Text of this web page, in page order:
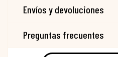
Envíos y devoluciones
Preguntas frecuentes